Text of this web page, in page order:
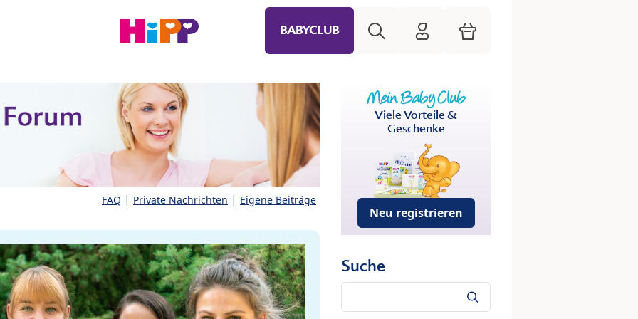
BABYCLUB HiPP Mein Babyclub
Warenkorb
FAQ | Private Nachrichten | Eigene Beiträge
Viele Vorteile &
Geschenke
Neu registrieren
Suche